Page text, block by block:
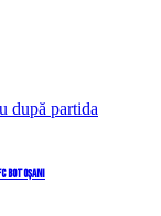
Botoșani